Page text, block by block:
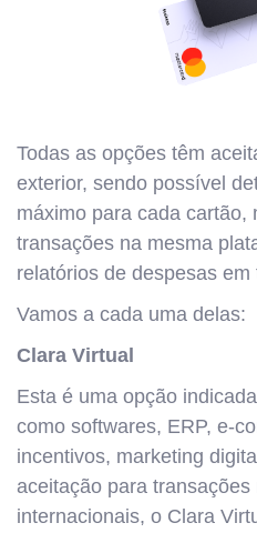
Todas as opções têm
exterior, sendo possível
máximo para cada cartão,
transações na mesma
relatórios de despesas em
Vamos a cada uma delas:
Clara Virtual
Esta é uma opção
como softwares, ERP, e-
incentivos, marketing
aceitação para transações
internacionais, o Clara